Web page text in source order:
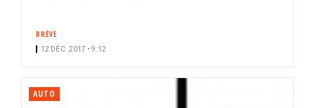
BRÈVE
12 DÉC. 2017 • 9:12
AUTO